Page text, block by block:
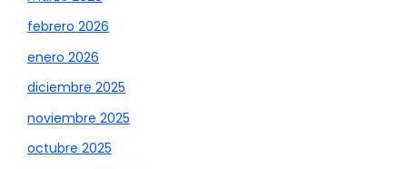
febrero 2026
enero 2026
diciembre 2025
noviembre 2025
octubre 2025